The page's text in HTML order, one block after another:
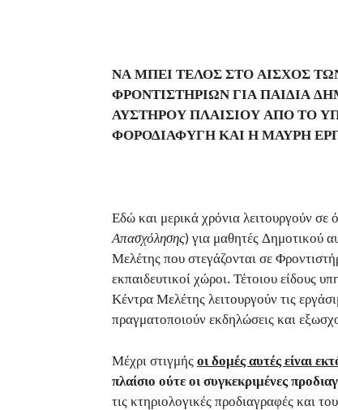
ΝΑ ΜΠΕΙ ΤΕΛΟΣ ΣΤΟ ΑΙΣΧΟΣ
ΦΡΟΝΤΙΣΤΗΡΙΩΝ ΓΙΑ ΠΑΙΔΙΑ
ΑΥΣΤΗΡΟΥ ΠΛΑΙΣΙΟΥ ΑΠΟ ΤΟ
ΦΟΡΟΔΙΑΦΥΓΗ ΚΑΙ Η ΜΑΥΡΗ
Εδώ και μερικά χρόνια λειτουργούν σε
Απασχόλησης) για μαθητές Δημοτικού
Μελέτης που στεγάζονται σε
εκπαιδευτικοί χώροι. Τέτοιου είδους
Κέντρα Μελέτης λειτουργούν τις
πραγματοποιούν εκδηλώσεις και
Μέχρι στιγμήςοι δομές αυτές είναι
πλαίσιο ούτε οι συγκεκριμένες
τις κτηριολογικές προδιαγραφές και